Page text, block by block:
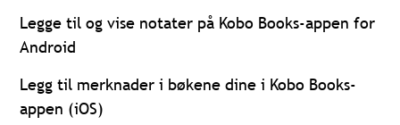
Legge til og vise notater på Kobo Books-appen for
Android
Legg til merknader i bøkene dine i Kobo Books-
appen (iOS)